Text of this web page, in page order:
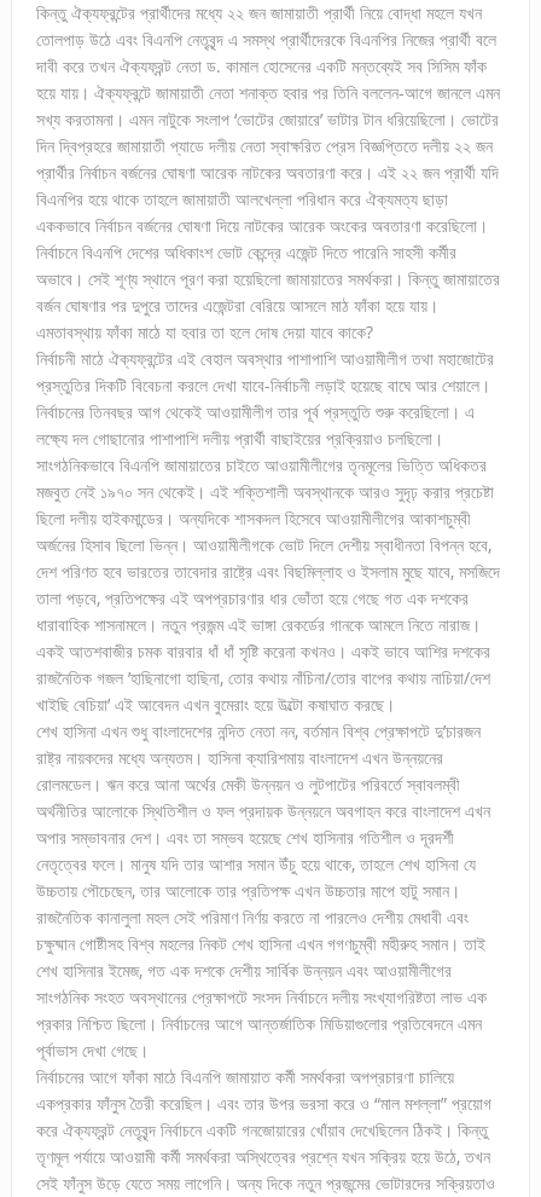
কিন্তু ঐক্যফ্রন্টের প্রার্থীদের মধ্যে ২২ জন জামায়াতী প্রার্থী নিয়ে বোদ্ধা মহলে যখন
তোলপাড় উঠে এবং বিএনপি নেতৃবৃন্দ এ সমস্থ প্রার্থীদেরকে বিএনপির নিজের প্রার্থী বলে
দাবী করে তখন ঐক্যফ্রন্ট নেতা ড. কামাল হোসেনের একটি মন্তব্যেই সব সিসিম ফাঁক
হয়ে যায়। ঐক্যফ্রন্টে জামায়াতী নেতা শনাক্ত হবার পর তিনি বললেন-আগে জানলে এমন
সখ্য করতামনা। এমন নাটুকে সংলাপ ‘ভোটের জোয়ারে’ ভাটার টান ধরিয়েছিলো। ভোটের
দিন দ্বিপ্রহরে জামায়াতী প্যাডে দলীয় নেতা স্বাক্ষরিত প্রেস বিজ্ঞপ্তিতে দলীয় ২২ জন
প্রার্থীর নির্বাচন বর্জনের ঘোষণা আরেক নাটকের অবতারণা করে। এই ২২ জন প্রার্থী যদি
বিএনপির হয়ে থাকে তাহলে জামায়াতী আলখেল্লা পরিধান করে ঐক্যমত্য ছাড়া
এককভাবে নির্বাচন বর্জনের ঘোষণা দিয়ে নাটকের আরেক অংকের অবতারণা করেছিলো।
নির্বাচনে বিএনপি দেশের অধিকাংশ ভোট কেন্দ্রে এজেন্ট দিতে পারেনি সাহসী কর্মীর
অভাবে। সেই শূণ্য স্থানে পূরণ করা হয়েছিলো জামায়াতের সমর্থকরা। কিন্তু জামায়াতের
বর্জন ঘোষণার পর দুপুরে তাদের এজেন্টরা বেরিয়ে আসলে মাঠ ফাঁকা হয়ে যায়।
এমতাবস্থায় ফাঁকা মাঠে যা হবার তা হলে দোষ দেয়া যাবে কাকে?
নির্বাচনী মাঠে ঐক্যফ্রন্টের এই বেহাল অবস্থার পাশাপাশি আওয়ামীলীগ তথা মহাজোটের
প্রস্তুতির দিকটি বিবেচনা করলে দেখা যাবে-নির্বাচনী লড়াই হয়েছে বাঘে আর শেয়ালে।
নির্বাচনের তিনবছর আগ থেকেই আওয়ামীলীগ তার পূর্ব প্রস্তুতি শুরু করেছিলো। এ
লক্ষ্যে দল গোছানোর পাশাপাশি দলীয় প্রার্থী বাছাইয়ের প্রক্রিয়াও চলছিলো।
সাংগঠনিকভাবে বিএনপি জামায়াতের চাইতে আওয়ামীলীগের তৃনমূলের ভিত্তি অধিকতর
মজবুত নেই ১৯৭০ সন থেকেই। এই শক্তিশালী অবস্থানকে আরও সুদৃঢ় করার প্রচেষ্টা
ছিলো দলীয় হাইকমান্ডের। অন্যদিকে শাসকদল হিসেবে আওয়ামীলীগের আকাশচুম্বী
অর্জনের হিসাব ছিলো ভিন্ন। আওয়ামীলীগকে ভোট দিলে দেশীয় স্বাধীনতা বিপন্ন হবে,
দেশ পরিণত হবে ভারতের তাবেদার রাষ্ট্রে এবং বিছমিল্লাহ ও ইসলাম মুছে যাবে, মসজিদে
তালা পড়বে, প্রতিপক্ষের এই অপপ্রচারণার ধার ভোঁতা হয়ে গেছে গত এক দশকের
ধারাবাহিক শাসনামলে। নতুন প্রজন্ম এই ভাঙ্গা রেকর্ডের গানকে আমলে নিতে নারাজ।
একই আতশবাজীর চমক বারবার ধাঁ ধাঁ সৃষ্টি করেনা কখনও। একই ভাবে আশির দশকের
রাজনৈতিক গজল ’হাছিনাগো হাছিনা, তোর কথায় নাঁচিনা/তোর বাপের কথায় নাচিয়া/দেশ
খাইছি বেচিয়া’ এই আবেদন এখন বুমেরাং হয়ে উল্টো কষাঘাত করছে।
শেখ হাসিনা এখন শুধু বাংলাদেশের নন্দিত নেতা নন, বর্তমান বিশ্ব প্রেক্ষাপটে দু’চারজন
রাষ্ট্র নায়কদের মধ্যে অন্যতম। হাসিনা ক্যারিশমায় বাংলাদেশ এখন উন্নয়নের
রোলমডেল। ঋন করে আনা অর্থের মেকী উন্নয়ন ও লুটপাটের পরিবর্তে স্বাবলম্বী
অর্থনীতির আলোকে স্থিতিশীল ও ফল প্রদায়ক উন্নয়নে অবগাহন করে বাংলাদেশ এখন
অপার সম্ভাবনার দেশ। এবং তা সম্ভব হয়েছে শেখ হাসিনার গতিশীল ও দূরদর্শী
নেতৃত্বের ফলে। মানুষ যদি তার আশার সমান উঁচু হয়ে থাকে, তাহলে শেখ হাসিনা যে
উচ্চতায় পৌচেছেন, তার আলোকে তার প্রতিপক্ষ এখন উচ্চতার মাপে হাটু সমান।
রাজনৈতিক কানালুলা মহল সেই পরিমাণ নির্ণয় করতে না পারলেও দেশীয় মেধাবী এবং
চক্ষুষ্মান গোষ্টীসহ বিশ্ব মহলের নিকট শেখ হাসিনা এখন গগণচুম্বী মহীরুহ সমান। তাই
শেখ হাসিনার ইমেজ, গত এক দশকে দেশীয় সার্বিক উন্নয়ন এবং আওয়ামীলীগের
সাংগঠনিক সংহত অবস্থানের প্রেক্ষাপটে সংসদ নির্বাচনে দলীয় সংখ্যাগরিষ্টতা লাভ এক
প্রকার নিশ্চিত ছিলো। নির্বাচনের আগে আন্তর্জাতিক মিডিয়াগুলোর প্রতিবেদনে এমন
পূর্বাভাস দেখা গেছে।
নির্বাচনের আগে ফাঁকা মাঠে বিএনপি জামায়াত কর্মী সমর্থকরা অপপ্রচারণা চালিয়ে
একপ্রকার ফাঁনুস তৈরী করেছিল। এবং তার উপর ভরসা করে ও “মাল মশল্লা” প্রয়োগ
করে ঐক্যফ্রন্ট নেতৃবৃন্দ নির্বাচনে একটি গনজোয়ারের খোঁয়াব দেখেছিলেন ঠিকই। কিন্তু
তৃণমূল পর্যায়ে আওয়ামী কর্মী সমর্থকরা অস্থিত্বের প্রশ্নে যখন সক্রিয় হয়ে উঠে, তখন
সেই ফাঁনুস উড়ে যেতে সময় লাগেনি। অন্য দিকে নতুন প্রজন্মের ভোটারদের সক্রিয়তাও